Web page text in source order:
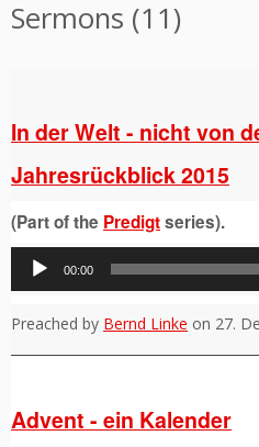
Sermons (11)
In der Welt - nicht von
Jahresrückblick 2015
(Part of the Predigtseries).
Audio-
Player
00:00
Preached by Bernd Linke on 27.
Advent - ein Kalender